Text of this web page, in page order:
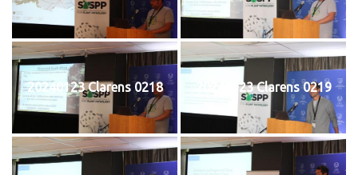
20240123 Clarens 0218 20240123 Clarens 0219